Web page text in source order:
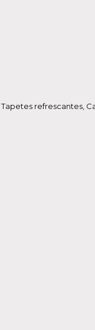
,Tapetes refrescantes